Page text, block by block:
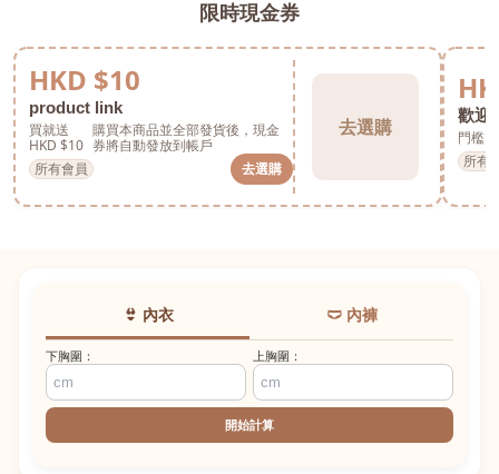
限時現金券
HKD $10
product link
買就送
HKD $10
購買本商品並全部發貨後，現金
券將自動發放到帳戶
所有會員
去選購
去選購
歡迎
門檻
所有
👙 內衣 🩲 內褲
下胸圍： 上胸圍：
開始計算